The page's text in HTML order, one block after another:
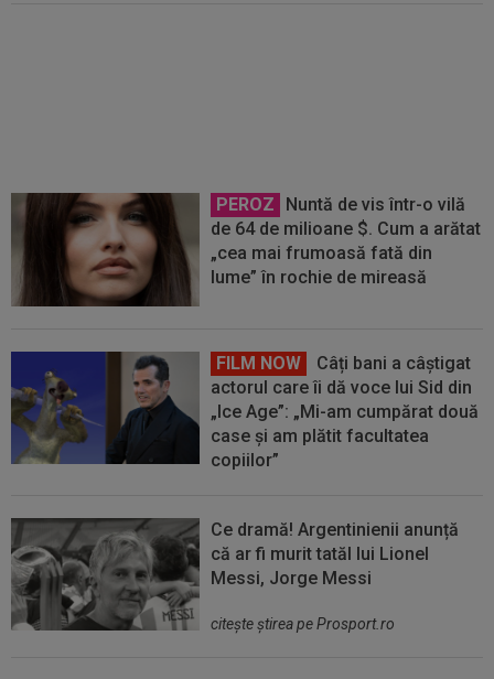
PEROZ
Nuntă de vis într-o vilă
de 64 de milioane $. Cum a arătat
„cea mai frumoasă fată din
lume” în rochie de mireasă
FILM NOW
Câți bani a câștigat
actorul care îi dă voce lui Sid din
„Ice Age”: „Mi-am cumpărat două
case și am plătit facultatea
copiilor”
Ce dramă! Argentinienii anunță
că ar fi murit tatăl lui Lionel
Messi, Jorge Messi
citeşte ştirea pe Prosport.ro